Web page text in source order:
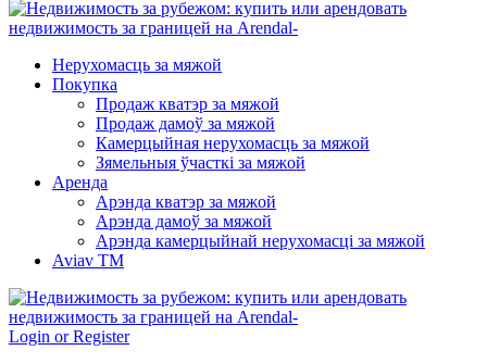
Нерухомасць за мяжой
Покупка
Продаж кватэр за мяжой
Продаж дамоў за мяжой
Камерцыйная нерухомасць за мяжой
Зямельныя ўчасткі за мяжой
Аренда
Арэнда кватэр за мяжой
Арэнда дамоў за мяжой
Арэнда камерцыйнай нерухомасці за мяжой
Aviav TM
Login or Register